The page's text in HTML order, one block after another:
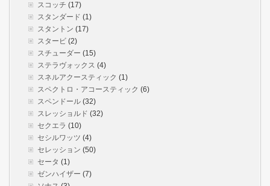
スコッチ (17)
スタンダード (1)
スタントン (17)
スタービ (2)
スチューダー (15)
ステラヴォックス (4)
スネルアクースティック (1)
スペクトロ・アコースティック (6)
スペンドール (32)
スレッショルド (32)
セクエラ (10)
セシルワッツ (4)
セレッション (50)
セータ (1)
ゼンハイザー (7)